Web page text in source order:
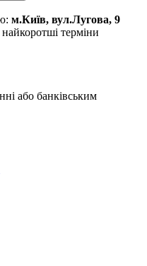
м.Київ, вул.Лугова, 9
терміни
або банківським